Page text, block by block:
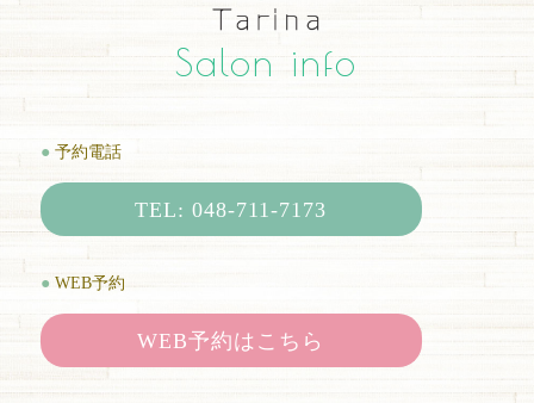
Salon info
● 予約電話
TEL: 048-711-7173
● WEB予約
WEB予約はこちら